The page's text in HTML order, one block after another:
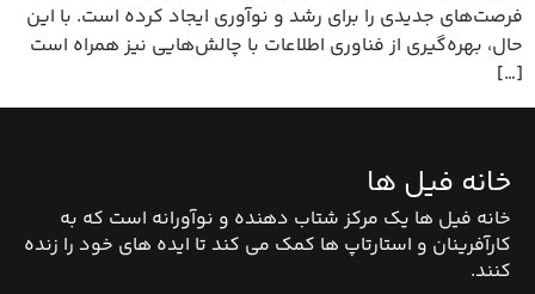
فرصت‌های جدیدی را برای رشد و نوآوری ایجاد کرده است. با این
حال، بهره‌گیری از فناوری اطلاعات با چالش‌هایی نیز همراه است
[…]
خانه فیل ها
خانه فیل ها یک مرکز شتاب دهنده و نوآورانه است که به
کارآفرینان و استارتاپ ها کمک می کند تا ایده های خود را زنده
کنند.